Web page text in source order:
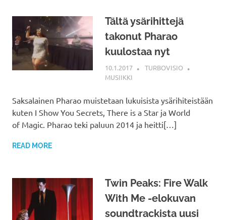
Tältä ysärihittejä
takonut Pharao
kuulostaa nyt
10.1.2017
TURBOVISIO
MUSIIKKI
Saksalainen Pharao muistetaan lukuisista ysärihiteistään
kuten I Show You Secrets, There is a Star ja World
of Magic. Pharao teki paluun 2014 ja heitti[…]
READ MORE
Twin Peaks: Fire Walk
With Me -elokuvan
soundtrackista uusi